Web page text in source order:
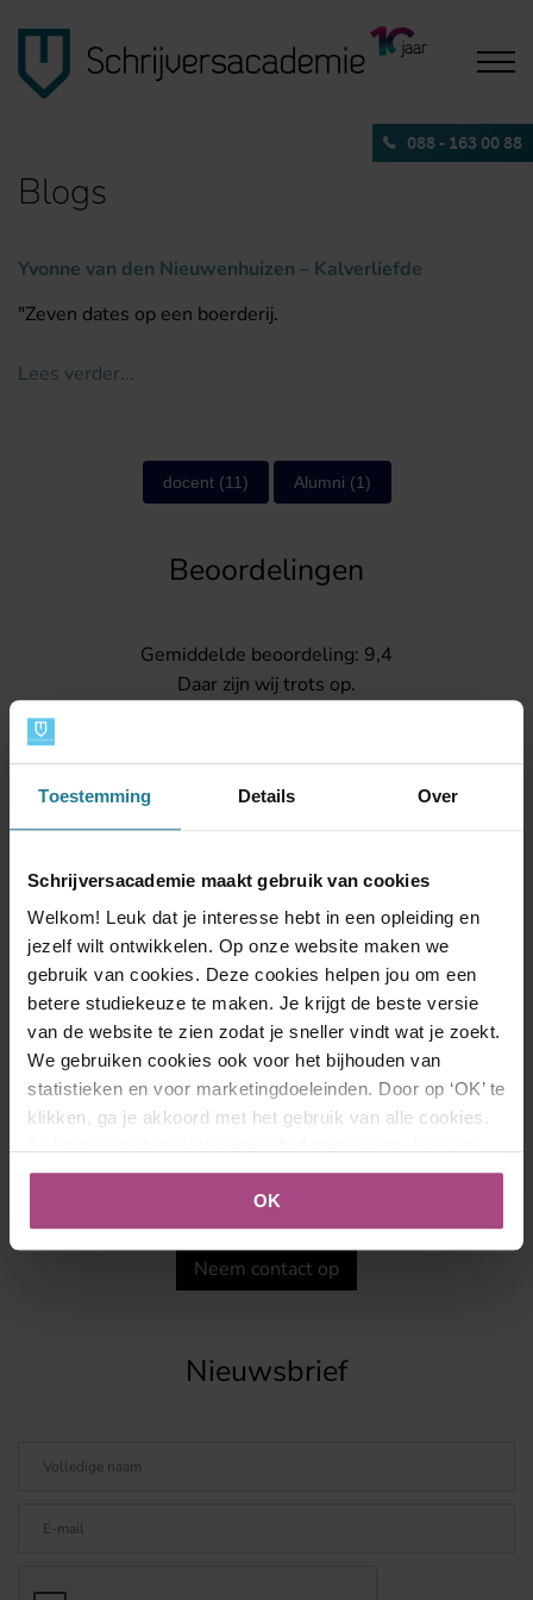
Toestemming Details Over
Schrijversacademie maakt gebruik van cookies
Welkom! Leuk dat je interesse hebt in een opleiding en
jezelf wilt ontwikkelen. Op onze website maken we
gebruik van cookies. Deze cookies helpen jou om een
betere studiekeuze te maken. Je krijgt de beste versie
van de website te zien zodat je sneller vindt wat je zoekt.
We gebruiken cookies ook voor het bijhouden van
statistieken en voor marketingdoeleinden. Door op ‘OK’ te
klikken, ga je akkoord met het gebruik van alle cookies.
meer over in onscookies- en privacybeleid.
OK
088 - 163 00 88
Blogs
Yvonne van den Nieuwenhuizen – Kalverliefde
"Zeven dates op een boerderij.
Lees verder...
docent (11) Alumni (1)
Beoordelingen
Gemiddelde beoordeling: 9,4
Daar zijn wij trots op.
Contact
Schrijversacademie
Postbus 3009
2301 DA Leiden
T. 088 - 1 630 088
KvK-nummer: 28074996
Neem contact op
Nieuwsbrief